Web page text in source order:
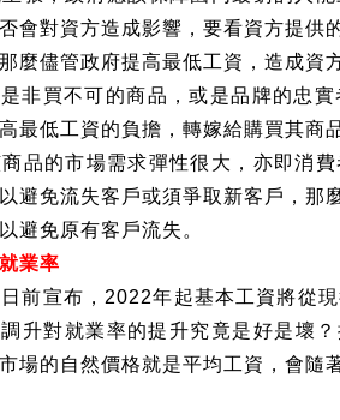
會對資方造成影響，要看資方提供
麼儘管政府提高最低工資，造成資
非買不可的商品，或是品牌的忠
最低工資的負擔，轉嫁給購買其商
品的市場需求彈性很大，亦即消
避免流失客戶或須爭取新客戶，那
避免原有客戶流失。
業率
前宣布， 2022年起基本工資將從
升對就業率的提升究竟是好是壞
場的自然價格就是平均工資，會隨